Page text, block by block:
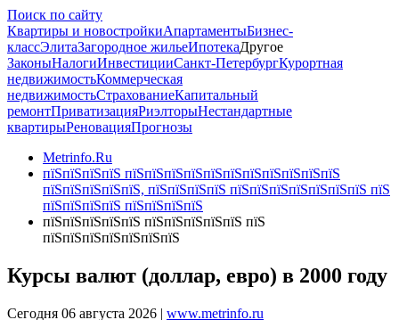
Поиск по сайту
Квартиры и новостройкиАпартаментыБизнес-
классЭлитаЗагородное жильеИпотекаДругое
ЗаконыНалогиИнвестицииСанкт-ПетербургКурортная
недвижимостьКоммерческая
недвижимостьСтрахованиеКапитальный
ремонтПриватизацияРиэлторыНестандартные
квартирыРеновацияПрогнозы
Metrinfo.Ru
пїЅпїЅпїЅпїЅ пїЅпїЅпїЅпїЅпїЅпїЅпїЅпїЅпїЅпїЅпїЅ
пїЅпїЅпїЅпїЅпїЅ, пїЅпїЅпїЅпїЅ пїЅпїЅпїЅпїЅпїЅпїЅпїЅ пїЅ
пїЅпїЅпїЅпїЅ пїЅпїЅпїЅпїЅ
пїЅпїЅпїЅпїЅпїЅ пїЅпїЅпїЅпїЅпїЅ пїЅ
пїЅпїЅпїЅпїЅпїЅпїЅпїЅ
Курсы валют (доллар, евро) в 2000 году
Сегодня 06 августа 2026 | www.metrinfo.ru